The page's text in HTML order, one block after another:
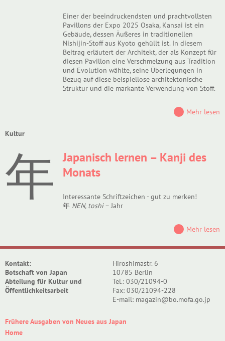
Einer der beeindruckendsten und prachtvollsten
Pavillons der Expo 2025 Osaka, Kansai ist ein
Gebäude, dessen Äußeres in traditionellen
Nishijin-Stoff aus Kyoto gehüllt ist. In diesem
Beitrag erläutert der Architekt, der als Konzept für
diesen Pavillon eine Verschmelzung aus Tradition
und Evolution wählte, seine Überlegungen in
Bezug auf diese beispiellose architektonische
Struktur und die markante Verwendung von Stoff.
Mehr lesen
Kultur
年
Japanisch lernen – Kanji des
Monats
Interessante Schriftzeichen - gut zu merken!
年 NEN, toshi– Jahr
Mehr lesen
Kontakt:
Botschaft von Japan
Abteilung für Kultur und
Öffentlichkeitsarbeit
Hiroshimastr. 6
10785 Berlin
Tel.: 030/21094-0
Fax: 030/21094-228
E-mail: magazin@bo.mofa.go.jp
Frühere Ausgaben von Neues aus Japan
Home